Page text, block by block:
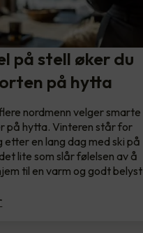
på stell øker du
på hytta
nordmenn velger smarte
på hytta. Vinteren står for
etter en lang dag med ski på
lite som slår følelsen av å
til en varm og godt belyst